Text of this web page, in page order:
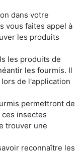
dans votre
vous faites appel à
les produits
les produits de
les fourmis. Il
de l'application
permettront de
insectes
trouver une
reconnaître les